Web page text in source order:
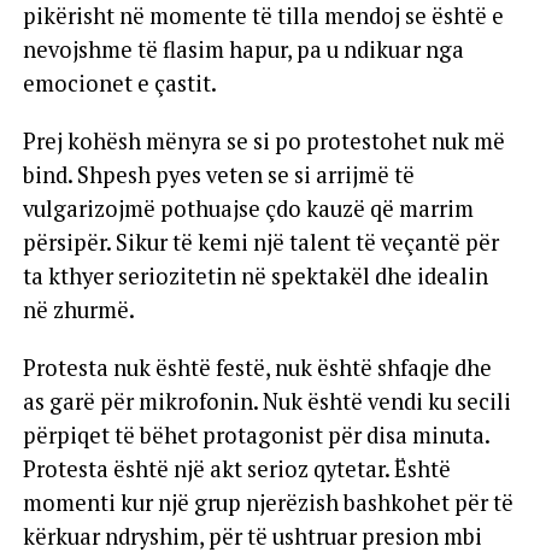
pikërisht në momente të tilla mendoj se është e
nevojshme të flasim hapur, pa u ndikuar nga
emocionet e çastit.
Prej kohësh mënyra se si po protestohet nuk më
bind. Shpesh pyes veten se si arrijmë të
vulgarizojmë pothuajse çdo kauzë që marrim
përsipër. Sikur të kemi një talent të veçantë për
ta kthyer seriozitetin në spektakël dhe idealin
në zhurmë.
Protesta nuk është festë, nuk është shfaqje dhe
as garë për mikrofonin. Nuk është vendi ku secili
përpiqet të bëhet protagonist për disa minuta.
Protesta është një akt serioz qytetar. Është
momenti kur një grup njerëzish bashkohet për të
kërkuar ndryshim, për të ushtruar presion mbi